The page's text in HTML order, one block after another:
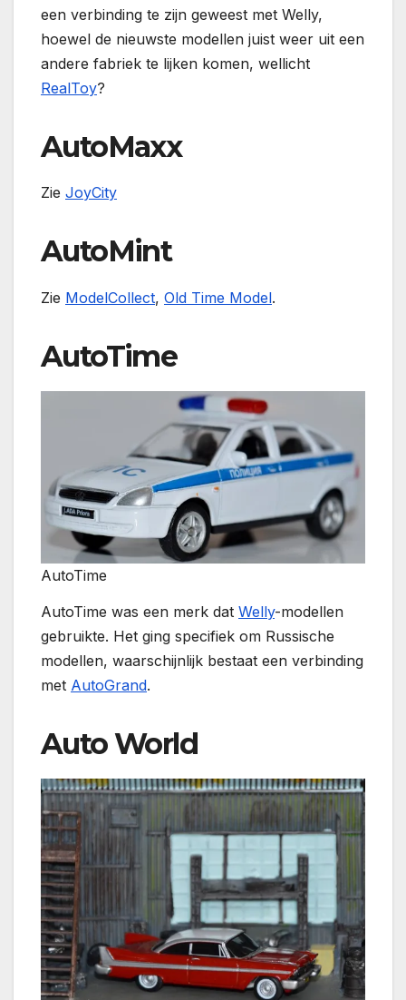
een verbinding te zijn geweest met Welly,
hoewel de nieuwste modellen juist weer uit een
andere fabriek te lijken komen, wellicht
RealToy?
AutoMaxx
Zie JoyCity
AutoMint
Zie ModelCollect, Old Time Model.
AutoTime
AutoTime
AutoTime was een merk dat Welly-modellen
gebruikte. Het ging specifiek om Russische
modellen, waarschijnlijk bestaat een verbinding
met AutoGrand.
Auto World